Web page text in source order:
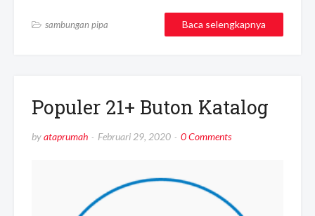
sambungan pipa Baca selengkapnya
Populer 21+ Buton Katalog
byataprumah Februari 29, 2020 0 Comments